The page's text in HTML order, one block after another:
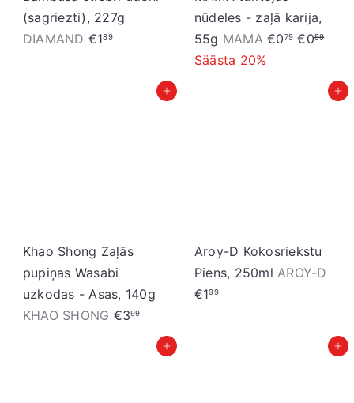
(sagriezti), 227g
DIAMAND €189
nūdeles - zaļā karija,
55g MAMAI
a
s
€079 P
a
€099
Säästa 20%
Pievienot grozam
Khao Shong Zaļās
pupiņas Wasabi
uzkodas - Asas, 140g
KHAO SHONG €399
Pievienot grozam
Aroy-D Kokosriekstu
Piens, 250mlAROY-D
€199
Pievienot grozam Pievienot grozam